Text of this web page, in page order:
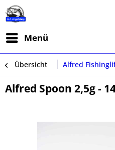
Menü
Übersicht Alfred
Alfred Spoon 2,5g -